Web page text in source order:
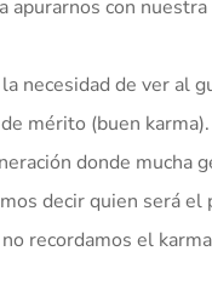
con nuestra
necesidad de ver al
mérito (buen
donde mucha
decir quien será
recordamos el